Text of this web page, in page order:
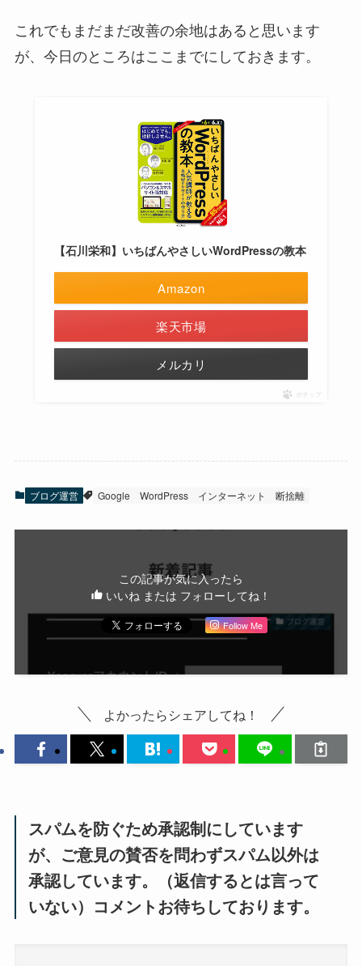
これでもまだまだ改善の余地はあると思います
が、今日のところはここまでにしておきます。
【石川栄和】いちばんやさしいWordPressの教本
Amazon
楽天市場
メルカリ
ポチップ
ブログ運営 Google WordPress インターネット 断捨離
この記事が気に入ったら
いいね または フォローしてね！
Follow Me
よかったらシェアしてね！
スパムを防ぐため承認制にしています
が、ご意見の賛否を問わずスパム以外は
承認しています。（返信するとは言って
いない）コメントお待ちしております。